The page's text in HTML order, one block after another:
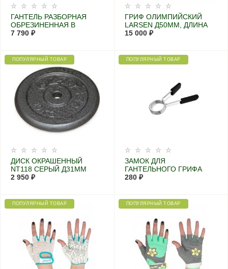
ГАНТЕЛЬ РАЗБОРНАЯ
ОБРЕЗИНЕННАЯ В
КОРОБКЕ STARFIT DB-716
7 790 ₽
ГРИФ ОЛИМПИЙСКИЙ
LARSEN Д50ММ, ДЛИНА
2,2М, МАКС.ВЕС 450КГ + 2
15 000 ₽
ПОПУЛЯРНЫЙ ТОВАР
ДИСК ОКРАШЕННЫЙ
NT118 СЕРЫЙ Д31ММ
20КГ
2 950 ₽
ПОПУЛЯРНЫЙ ТОВАР
ЗАМОК ДЛЯ
ГАНТЕЛЬНОГО ГРИФА
EZC-25
280 ₽
ПОПУЛЯРНЫЙ ТОВАР ПОПУЛЯРНЫЙ ТОВАР